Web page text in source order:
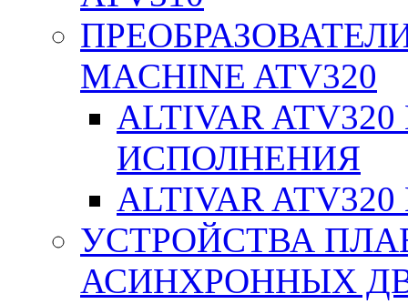
MACHINE ATV320
ALTIVAR
ИСПОЛНЕНИЯ
ALTIVAR
УСТРОЙСТВА
АСИНХРОННЫХ